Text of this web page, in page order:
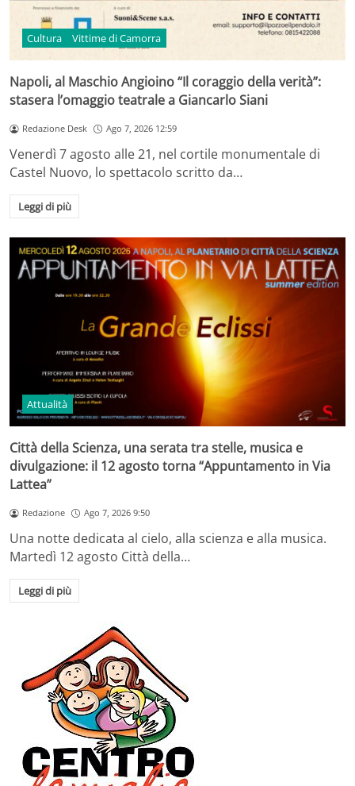
Cultura Vittime di Camorra
Napoli, al Maschio Angioino “Il coraggio della verità”:
stasera l’omaggio teatrale a Giancarlo Siani
Redazione Desk Ago 7, 2026 12:59
Venerdì 7 agosto alle 21, nel cortile monumentale di
Castel Nuovo, lo spettacolo scritto da…
Leggi di più
Attualità
Città della Scienza, una serata tra stelle, musica e
divulgazione: il 12 agosto torna “Appuntamento in Via
Lattea”
Redazione Ago 7, 2026 9:50
Una notte dedicata al cielo, alla scienza e alla musica.
Martedì 12 agosto Città della…
Leggi di più